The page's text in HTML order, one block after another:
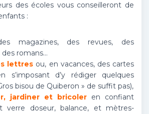
des écoles vous conseilleront de
:
magazines, des revues, des
romans…
lettres ou, en vacances, des cartes
s’imposant d’y rédiger quelques
bisou de Quiberon » de suffit pas),
jardiner et bricoler en confiant
verre doseur, balance, et mètres-